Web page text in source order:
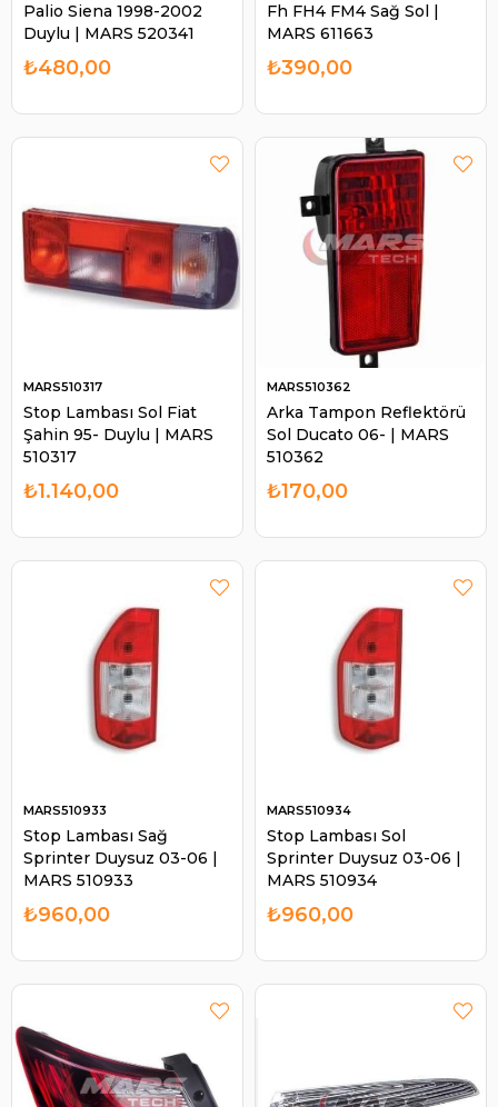
Palio Siena 1998-2002
Duylu | MARS 520341
₺480,00
Fh FH4 FM4 Sağ Sol |
MARS 611663
₺390,00
Stop Lambası Sol Fiat
Şahin 95- Duylu | MARS
510317
MARS510317
₺1.140,00
Arka Tampon Reflektörü
Sol Ducato 06- | MARS
510362
MARS510362
₺170,00
Stop Lambası Sağ
Sprinter Duysuz 03-06 |
MARS 510933
MARS510933
₺960,00
Stop Lambası Sol
Sprinter Duysuz 03-06 |
MARS 510934
MARS510934
₺960,00